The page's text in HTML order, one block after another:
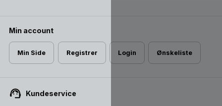
Min account
Min Side Registrer Login Ønskeliste
Kundeservice